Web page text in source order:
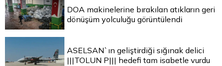
DOA makinelerine bırakılan atıkların geri
dönüşüm yolculuğu görüntülendi
ASELSAN`ın geliştirdiği sığınak delici
|||TOLUN P||| hedefi tam isabetle vurdu